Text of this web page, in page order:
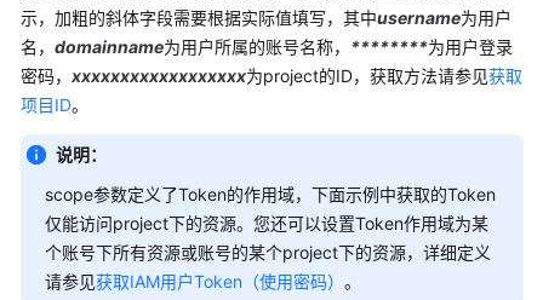
更
多
文
档
用
参
考
示，加粗的斜体字段需要根据实际值填写，其中username为用户
名， domainname为用户所属的账号名称， ********为用户登录
密码， xxxxxxxxxxxxxxxxxx为project的ID，获取方法请参见获取
项目ID。
说明：
scope参数定义了Token的作用域，下面示例中获取的Token
仅能访问project下的资源。您还可以设置Token作用域为某
个账号下所有资源或账号的某个project下的资源，详细定义
请参见获取IAM用户Token（使用密码） 。